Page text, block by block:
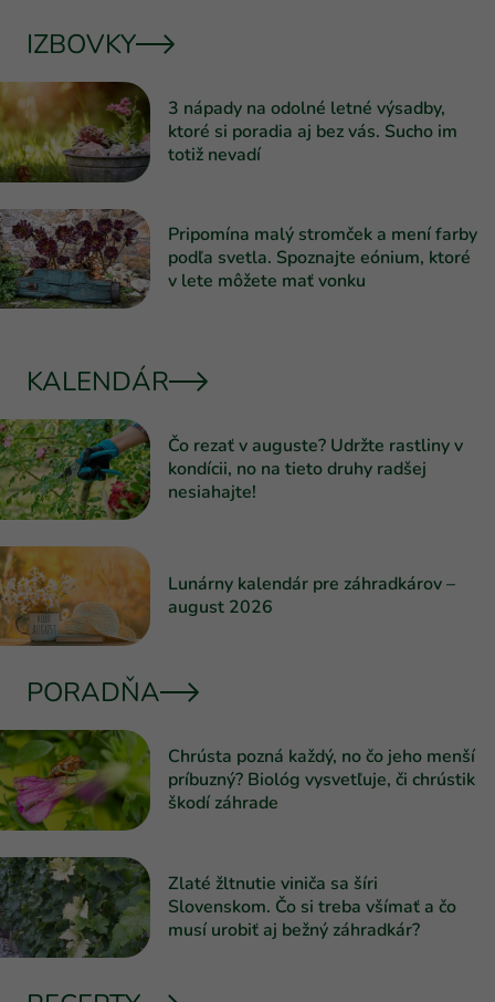
IZBOVKY
3 nápady na odolné letné výsadby,
ktoré si poradia aj bez vás. Sucho im
totiž nevadí
Pripomína malý stromček a mení farby
podľa svetla. Spoznajte eónium, ktoré
v lete môžete mať vonku
KALENDÁR
Čo rezať v auguste? Udržte rastliny v
kondícii, no na tieto druhy radšej
nesiahajte!
Lunárny kalendár pre záhradkárov –
august 2026
PORADŇA
Chrústa pozná každý, no čo jeho menší
príbuzný? Biológ vysvetľuje, či chrústik
škodí záhrade
Zlaté žltnutie viniča sa šíri
Slovenskom. Čo si treba všímať a čo
musí urobiť aj bežný záhradkár?